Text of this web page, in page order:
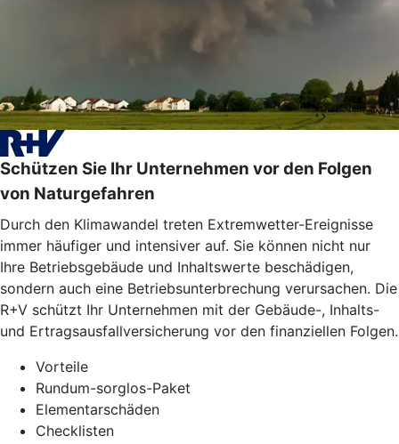
Schützen Sie Ihr Unternehmen vor den Folgen
von Naturgefahren
Durch den Klimawandel treten Extremwetter-Ereignisse
immer häufiger und intensiver auf. Sie können nicht nur
Ihre Betriebsgebäude und Inhaltswerte beschädigen,
sondern auch eine Betriebsunterbrechung verursachen. Die
R+V schützt Ihr Unternehmen mit der Gebäude-, Inhalts-
und Ertragsausfallversicherung vor den finanziellen Folgen.
Vorteile
Rundum-sorglos-Paket
Elementarschäden
Checklisten